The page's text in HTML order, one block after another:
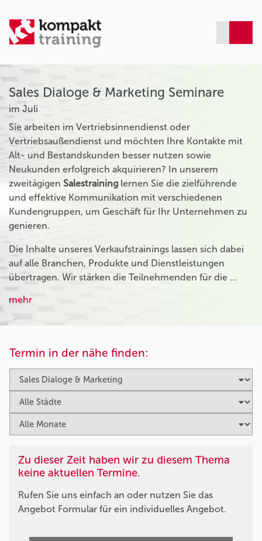
Sales Dialoge & Marketing Seminare
im Juli
Sie arbeiten im Vertriebsinnendienst oder
Vertriebsaußendienst und möchten Ihre Kontakte mit
Alt- und Bestandskunden besser nutzen sowie
Neukunden erfolgreich akquirieren? In unserem
zweitägigen Salestraining lernen Sie die zielführende
und effektive Kommunikation mit verschiedenen
Kundengruppen, um Geschäft für Ihr Unternehmen zu
genieren.
Die Inhalte unseres Verkaufstrainings lassen sich dabei
auf alle Branchen, Produkte und Dienstleistungen
übertragen. Wir stärken die Teilnehmenden für die …
mehr
Termin in der nähe finden:
Zu dieser Zeit haben wir zu diesem Thema
keine aktuellen Termine.
Rufen Sie uns einfach an oder nutzen Sie das
Angebot Formular für ein individuelles Angebot.